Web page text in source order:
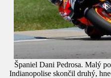
Španiel Dani Pedrosa. Malý
Indianopolise skončil druhý,